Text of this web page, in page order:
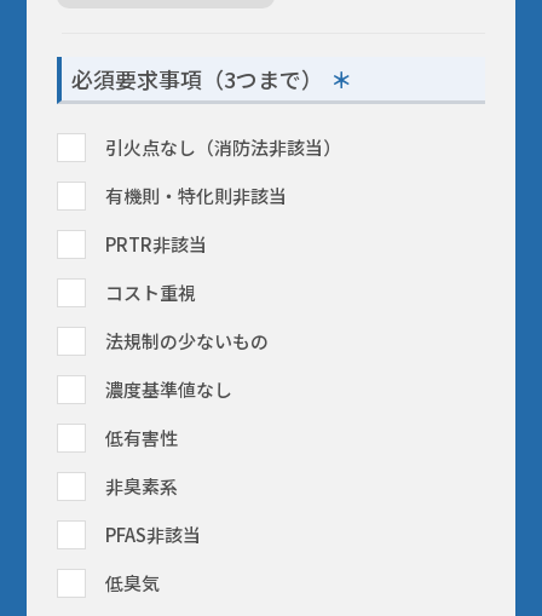
必須要求事項（3つまで）
引火点なし（消防法非該当）
有機則・特化則非該当
PRTR非該当
コスト重視
法規制の少ないもの
濃度基準値なし
低有害性
非臭素系
PFAS非該当
低臭気